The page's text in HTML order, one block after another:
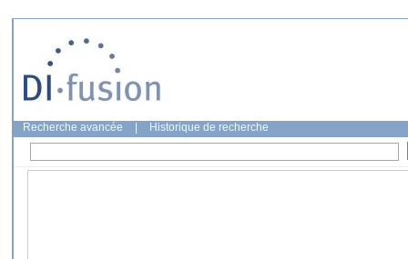
Recherche avancée Historique de recherche